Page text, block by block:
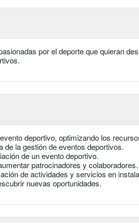
por el deporte que quieran
deportivo, optimizando los
de la gestión de eventos deportivos.
de un evento deportivo.
patrocinadores y colaboradores.
de actividades y servicios en
nuevas oportunidades.